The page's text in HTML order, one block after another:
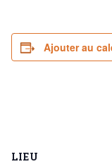
Ajouter au
LIEU